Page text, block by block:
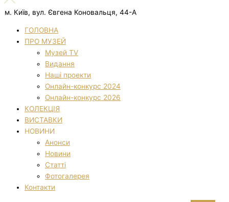
м. Київ, вул. Євгена Коновальця, 44-А
ГОЛОВНА
ПРО МУЗЕЙ
Музей TV
Видання
Наші проекти
Онлайн-конкурс 2024
Онлайн-конкурс 2026
КОЛЕКЦІЯ
ВИСТАВКИ
НОВИНИ
Анонси
Новини
Статті
Фотогалерея
Контакти